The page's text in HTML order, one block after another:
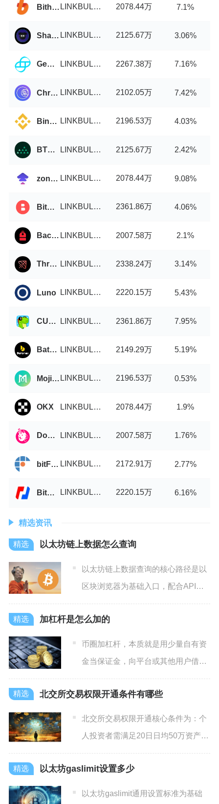
Bithumb LINKBULL币/USDT 2078.44万 7.1%
ShadowSwap LINKBULL币/USDT 2125.67万 3.06%
Gemini LINKBULL币/USDT 2267.38万 7.16%
Chronos LINKBULL币/USDT 2102.05万 7.42%
Binance LINKBULL币/USDT 2196.53万 4.03%
BTCMarkets LINKBULL币/USDT 2125.67万 2.42%
zondacrypto LINKBULL币/USDT 2078.44万 9.08%
BitStorage LINKBULL币/USDT 2361.86万 4.06%
Backpack LINKBULL币/USDT 2007.58万 2.1%
Thruster LINKBULL币/USDT 2338.24万 3.14%
Luno LINKBULL币/USDT 2220.15万 5.43%
CUBISwap LINKBULL币/USDT 2361.86万 7.95%
Batonex LINKBULL币/USDT 2149.29万 5.19%
MojitoSwap LINKBULL币/USDT 2196.53万 0.53%
OKX LINKBULL币/USDT 2078.44万 1.9%
DogeSwap LINKBULL币/USDT 2007.58万 1.76%
bitFlyer LINKBULL币/USDT 2172.91万 2.77%
BitMEX LINKBULL币/USDT 2220.15万 6.16%
精选资讯
以太坊链上数据怎么查询
以太坊链上数据查询的核心路径是以
区块浏览器为基础入口，配合API接
口与专业链上分析平台，实
加杠杆是怎么加的
币圈加杠杆，本质就是用少量自有资
金当保证金，向平台或其他用户借
钱，放大交易仓位与盈亏，主流
北交所交易权限开通条件有哪些
北交所交易权限开通核心条件为：个
人投资者需满足20日日均50万资产、
2年证券经验、C4及以
以太坊gaslimit设置多少
以太坊gaslimit通用设置标准为基础